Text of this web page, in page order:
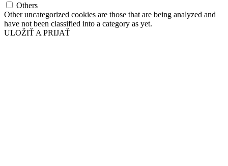
Others
Other uncategorized cookies are those that are being analyzed and
have not been classified into a category as yet.
ULOŽIŤ A PRIJAŤ